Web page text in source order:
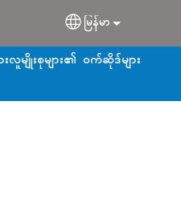
Select your
မြန်မာ
လူမျိုးစုများ၏ ဝက်ဆိုဒ်များ